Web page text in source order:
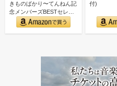
きものばかり〜てんねん記
念メンバーズBESTセレク
ション〜 (3CD)("…
付)